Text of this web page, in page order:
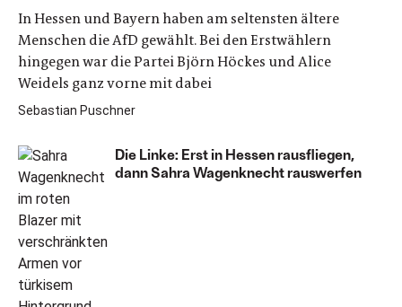
In Hessen und Bayern haben am seltensten ältere
Menschen die AfD gewählt. Bei den Erstwählern
hingegen war die Partei Björn Höckes und Alice
Weidels ganz vorne mit dabei
Sebastian Puschner
Die Linke: Erst in Hessen rausfliegen,
dann Sahra Wagenknecht rauswerfen